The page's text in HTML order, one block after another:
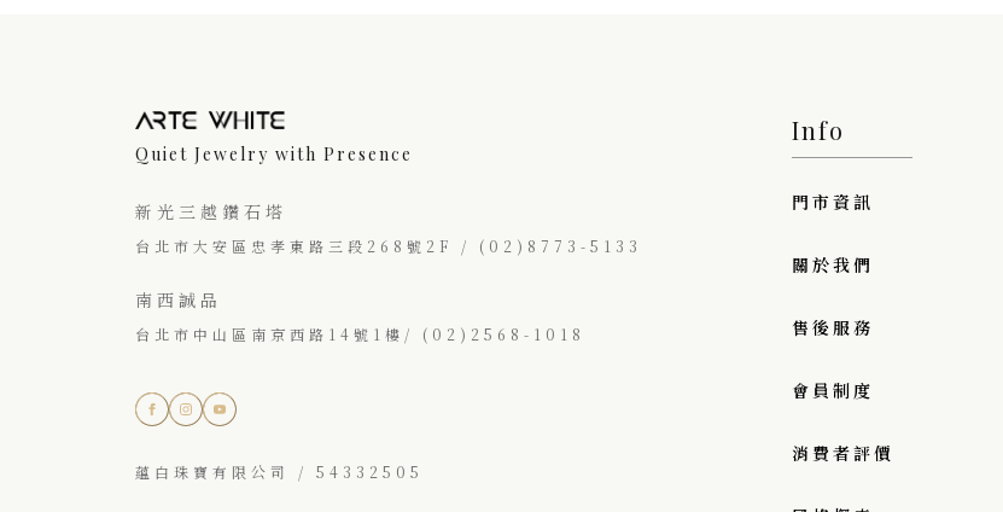
Quiet Jewelry with Presence
新光三越鑽石塔
台北市大安區忠孝東路三段268號2F / (02)8773-5133
南西誠品
台北市中山區南京西路14號1樓/ (02)2568-1018
蘊白珠寶有限公司 / 54332505
Info
門市資訊
關於我們
售後服務
會員制度
消費者評價